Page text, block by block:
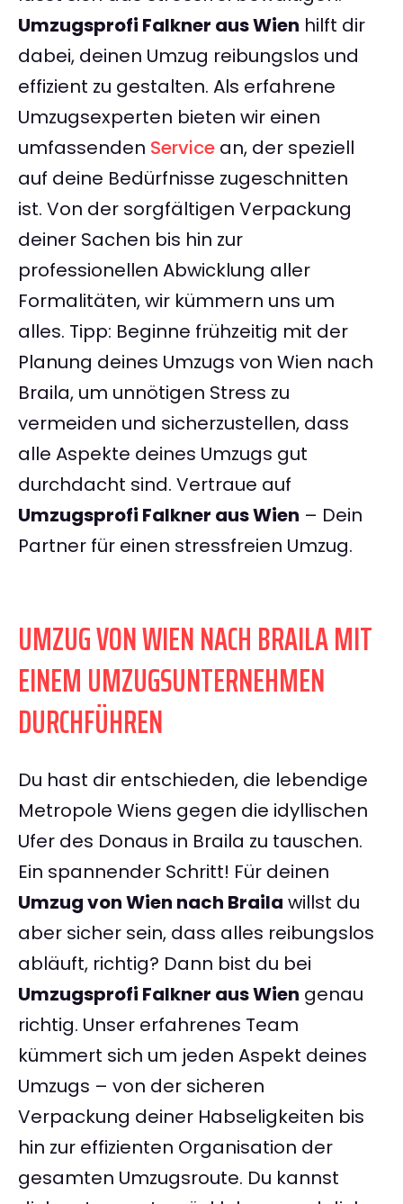
Umzugsprofi Falkner aus Wien hilft dir
dabei, deinen Umzug reibungslos und
effizient zu gestalten. Als erfahrene
Umzugsexperten bieten wir einen
umfassenden Service an, der speziell
auf deine Bedürfnisse zugeschnitten
ist. Von der sorgfältigen Verpackung
deiner Sachen bis hin zur
professionellen Abwicklung aller
Formalitäten, wir kümmern uns um
alles. Tipp: Beginne frühzeitig mit der
Planung deines Umzugs von Wien nach
Braila, um unnötigen Stress zu
vermeiden und sicherzustellen, dass
alle Aspekte deines Umzugs gut
durchdacht sind. Vertraue auf
Umzugsprofi Falkner aus Wien – Dein
Partner für einen stressfreien Umzug.
UMZUG VON WIEN NACH BRAILA MIT
EINEM UMZUGSUNTERNEHMEN
DURCHFÜHREN
Du hast dir entschieden, die lebendige
Metropole Wiens gegen die idyllischen
Ufer des Donaus in Braila zu tauschen.
Ein spannender Schritt! Für deinen
Umzug von Wien nach Braila willst du
aber sicher sein, dass alles reibungslos
abläuft, richtig? Dann bist du bei
Umzugsprofi Falkner aus Wien genau
richtig. Unser erfahrenes Team
kümmert sich um jeden Aspekt deines
Umzugs – von der sicheren
Verpackung deiner Habseligkeiten bis
hin zur effizienten Organisation der
gesamten Umzugsroute. Du kannst